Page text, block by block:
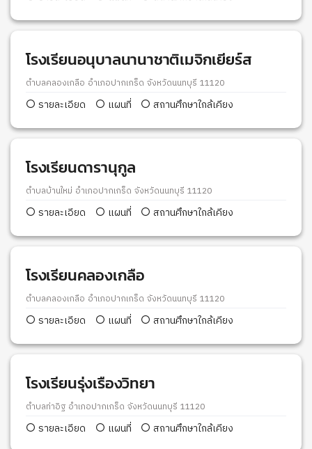
โรงเรียนอนุบาลนานาชาติเมจิกเยียร์ส
ตำบลคลองเกลือ อำเภอปากเกร็ด จังหวัดนนทบุรี 11120
รายละเอียด แผนที่ สถานศึกษาใกล้เคียง
โรงเรียนดารานุกูล
ตำบลบ้านใหม่ อำเภอปากเกร็ด จังหวัดนนทบุรี 11120
รายละเอียด แผนที่ สถานศึกษาใกล้เคียง
โรงเรียนคลองเกลือ
ตำบลคลองเกลือ อำเภอปากเกร็ด จังหวัดนนทบุรี 11120
รายละเอียด แผนที่ สถานศึกษาใกล้เคียง
โรงเรียนรุ่งเรืองวิทยา
ตำบลท่าอิฐ อำเภอปากเกร็ด จังหวัดนนทบุรี 11120
รายละเอียด แผนที่ สถานศึกษาใกล้เคียง